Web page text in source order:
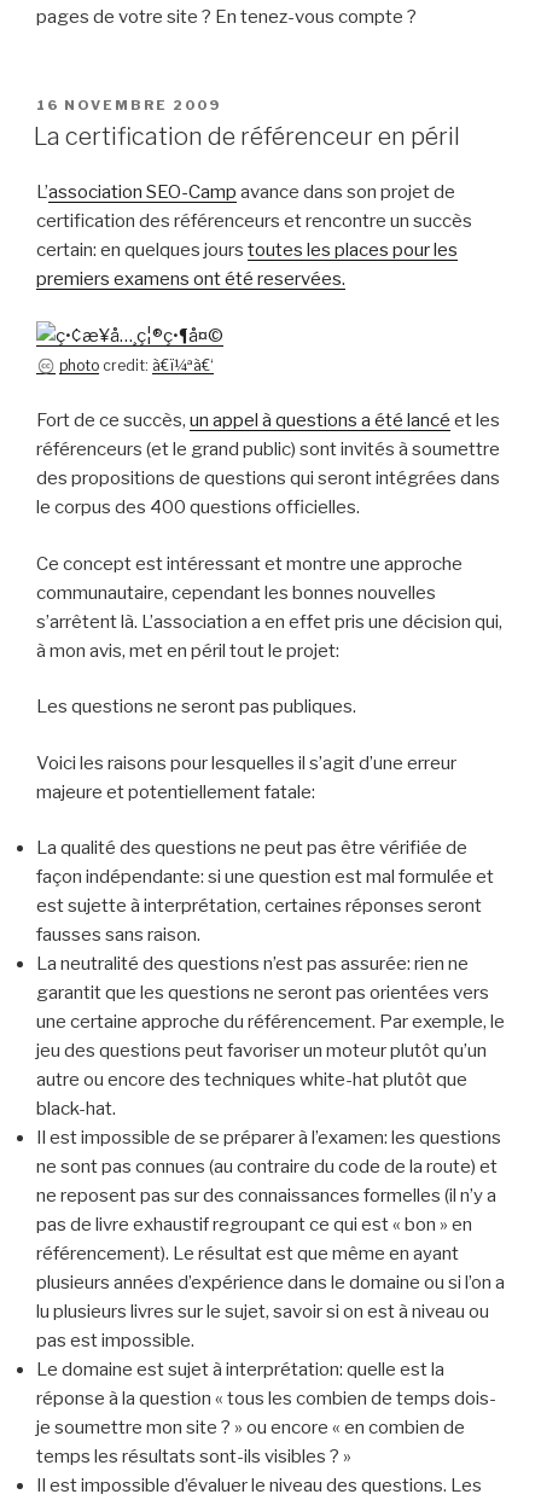
pages de votre site ? En tenez-vous compte ?
PUBLIÉ
LE
16 NOVEMBRE 2009
La certification de référenceur en péril
L’association SEO-Camp avance dans son projet de
certification des référenceurs et rencontre un succès
certain: en quelques jours toutes les places pour les
premiers examens ont été reservées.
photo credit: ã€ï¼ªã€‘
Fort de ce succès, un appel à questions a été lancé et les
référenceurs (et le grand public) sont invités à soumettre
des propositions de questions qui seront intégrées dans
le corpus des 400 questions officielles.
Ce concept est intéressant et montre une approche
communautaire, cependant les bonnes nouvelles
s’arrêtent là. L’association a en effet pris une décision qui,
à mon avis, met en péril tout le projet:
Les questions ne seront pas publiques.
Voici les raisons pour lesquelles il s’agit d’une erreur
majeure et potentiellement fatale:
La qualité des questions ne peut pas être vérifiée de
façon indépendante: si une question est mal formulée et
est sujette à interprétation, certaines réponses seront
fausses sans raison.
La neutralité des questions n’est pas assurée: rien ne
garantit que les questions ne seront pas orientées vers
une certaine approche du référencement. Par exemple, le
jeu des questions peut favoriser un moteur plutôt qu’un
autre ou encore des techniques white-hat plutôt que
black-hat.
Il est impossible de se préparer à l’examen: les questions
ne sont pas connues (au contraire du code de la route) et
ne reposent pas sur des connaissances formelles (il n’y a
pas de livre exhaustif regroupant ce qui est « bon » en
référencement). Le résultat est que même en ayant
plusieurs années d’expérience dans le domaine ou si l’on a
lu plusieurs livres sur le sujet, savoir si on est à niveau ou
pas est impossible.
Le domaine est sujet à interprétation: quelle est la
réponse à la question « tous les combien de temps dois-
je soumettre mon site ? » ou encore « en combien de
temps les résultats sont-ils visibles ? »
Il est impossible d’évaluer le niveau des questions. Les